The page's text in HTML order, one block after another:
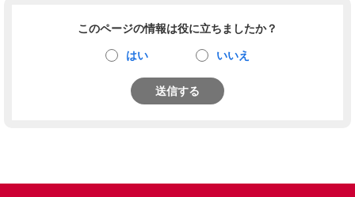
このページの情報は役に立ちましたか？
はい いいえ
送信する